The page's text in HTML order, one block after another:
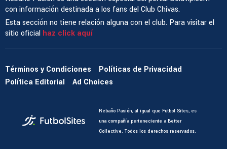
con información destinada a los fans del Club Chivas.
Esta sección no tiene relación alguna con el club. Para visitar el
sitio oficial haz click aquí
Términos y Condiciones
Políticas de Privacidad
Política Editorial
Ad Choices
Rebaño Pasión, al igual que Futbol Sites, es
una compañía perteneciente a Better
Collective. Todos los derechos reservados.